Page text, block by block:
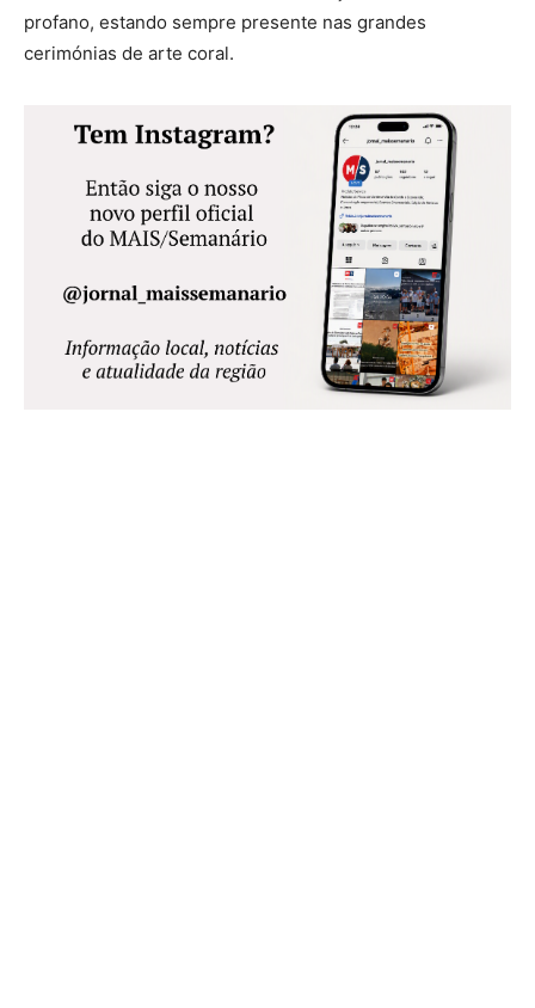
profano, estando sempre presente nas grandes
cerimónias de arte coral.